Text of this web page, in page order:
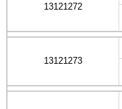
13121272
13121273